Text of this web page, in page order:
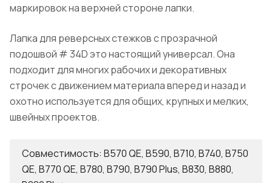
маркировок на верхней стороне лапки.
Лапка для реверсных стежков с прозрачной
подошвой # 34D это настоящий универсал. Она
подходит для многих рабочих и декоративных
строчек с движением материала вперед и назад и
охотно используется для общих, крупных и мелких,
швейных проектов.
Совместимость: B570 QE, B590, B710, B740, B750
QE, B770 QE, B780, B790, B790 Plus, B830, B880,